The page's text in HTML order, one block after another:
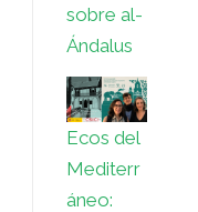
sobre al-
Ándalus
Ecos del
Mediterr
áneo: